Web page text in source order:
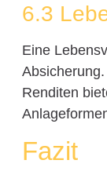
6.3
Eine
Renditen
Fazit